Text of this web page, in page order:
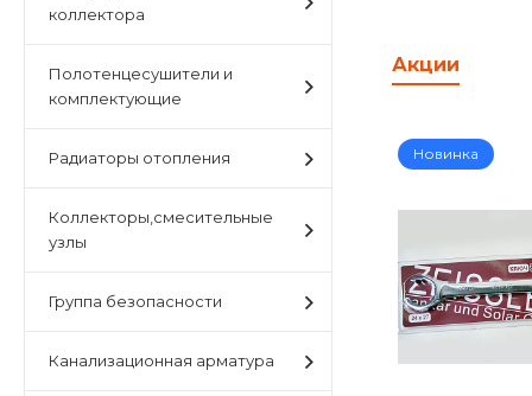
коллектора
Полотенцесушители и
комплектующие
Радиаторы отопления
Коллекторы,смесительные
узлы
Группа безопасности
Канализационная арматура
Акции
Новинка